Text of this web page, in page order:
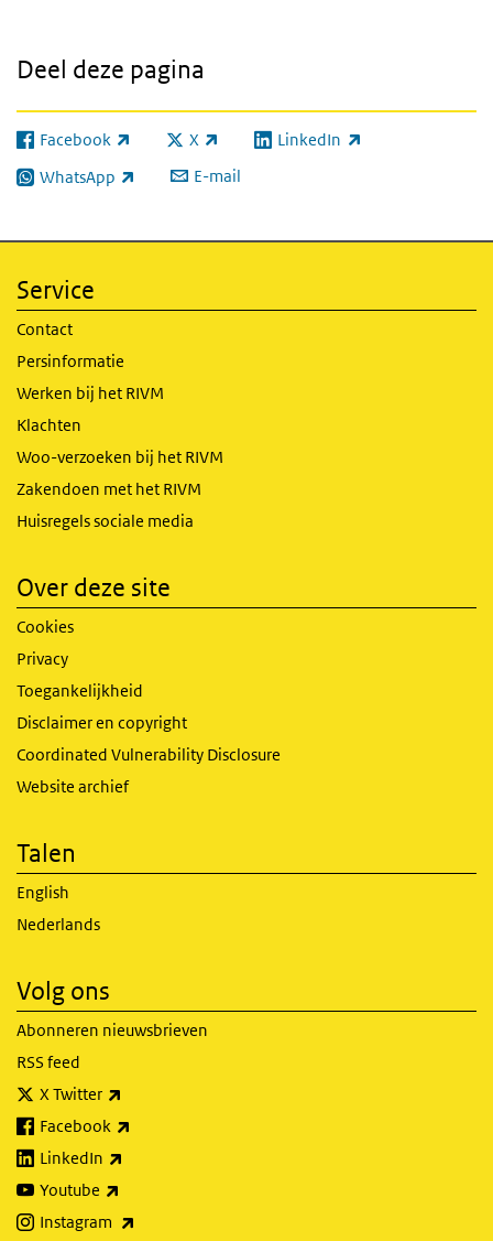
Deel deze pagina
Facebook
(externe link) X
(externe link) LinkedIn
(externe link)
WhatsApp
(externe link) E-mail
Service
Contact
Persinformatie
Werken bij het RIVM
Klachten
Woo-verzoeken bij het RIVM
Zakendoen met het RIVM
Huisregels sociale media
Over deze site
Cookies
Privacy
Toegankelijkheid
Disclaimer en copyright
Coordinated Vulnerability Disclosure
Website archief
Talen
English
Nederlands
Volg ons
Abonneren nieuwsbrieven
RSS feed
X Twitter
Facebook
LinkedIn
Youtube
Instagram